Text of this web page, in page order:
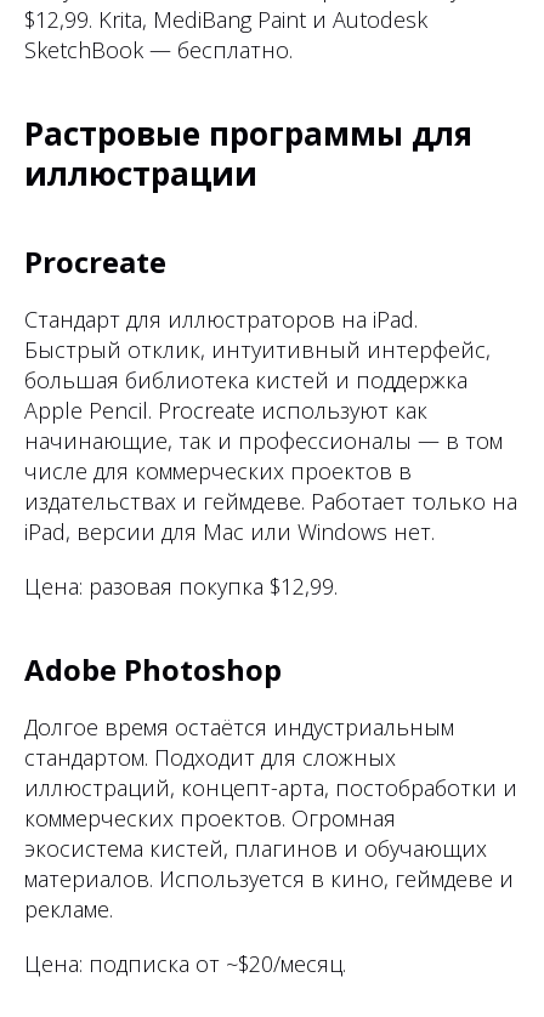
$12,99. Krita, MediBang Paint и Autodesk
SketchBook — бесплатно.
Растровые программы для
иллюстрации
Procreate
Стандарт для иллюстраторов на iPad.
Быстрый отклик, интуитивный интерфейс,
большая библиотека кистей и поддержка
Apple Pencil. Procreate используют как
начинающие, так и профессионалы — в том
числе для коммерческих проектов в
издательствах и геймдеве. Работает только на
iPad, версии для Mac или Windows нет.
Цена: разовая покупка $12,99.
Adobe Photoshop
Долгое время остаётся индустриальным
стандартом. Подходит для сложных
иллюстраций, концепт-арта, постобработки и
коммерческих проектов. Огромная
экосистема кистей, плагинов и обучающих
материалов. Используется в кино, геймдеве и
рекламе.
Цена: подписка от ~$20/месяц.